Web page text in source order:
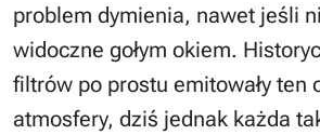
problem dymienia, nawet jeśli
widoczne gołym okiem.
filtrów po prostu emitowały ten
atmosfery, dziś jednak każda